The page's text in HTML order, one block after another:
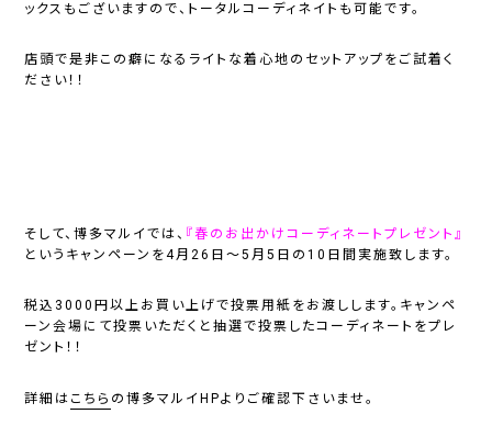
ックスもございますので、トータルコーディネイトも可能です。
店頭で是非この癖になるライトな着心地のセットアップをご試着く
ださい！！
そして、博多マルイでは、 『春のお出かけコーディネートプレゼント』
というキャンペーンを4月26日～5月5日の10日間実施致します。
税込3000円以上お買い上げで投票用紙をお渡しします。キャンペ
ーン会場にて投票いただくと抽選で投票したコーディネートをプレ
ゼント！！
詳細は こちら の博多マルイHPよりご確認下さいませ。